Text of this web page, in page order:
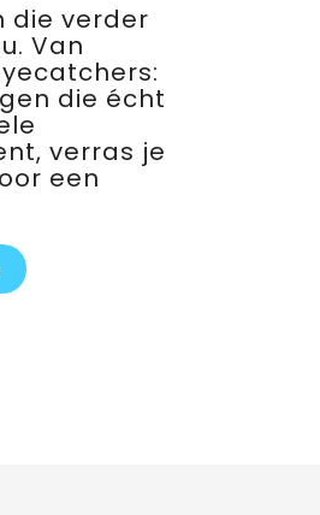
die verder
Van
die écht
verras je
een